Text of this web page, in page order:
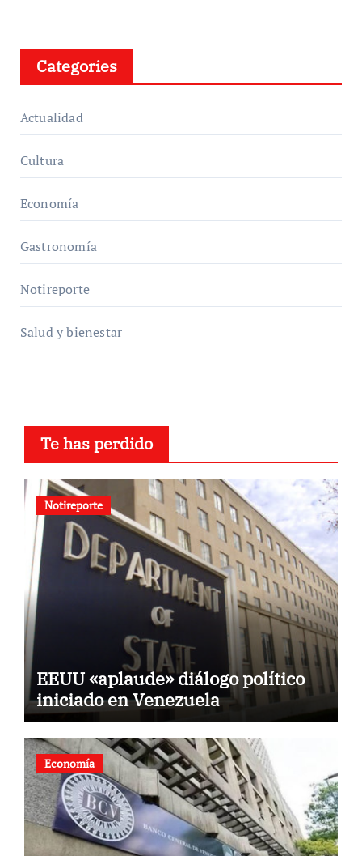
Categories
Actualidad
Cultura
Economía
Gastronomía
Notireporte
Salud y bienestar
Te has perdido
Notireporte
EEUU «aplaude» diálogo político
iniciado en Venezuela
Economía